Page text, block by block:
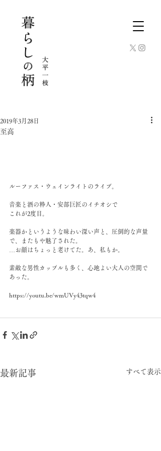
至高
2019年3月28日
ルーファス・ウェインライトのライブ。
音楽と酒の粋人・安部巨匠のイチオシで
これが2度目。
楽器かというような味わい深い声と、圧倒的な声量
で、またもや魅了された。
…お顔はちょっと老けてた。あ、私もか。
素敵な男性カップルも多く、心地よい大人の空間で
あった。
https://youtu.be/wmUVy43tqw4
最新記事 すべて表示